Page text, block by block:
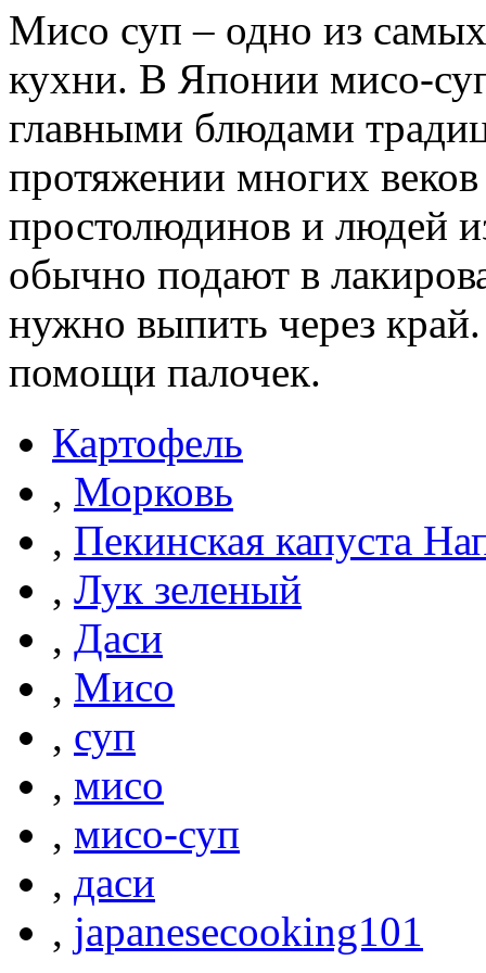
Мисо суп – одно из
кухни. В Японии мисо-
главными блюдами
протяжении многих
простолюдинов и людей
обычно подают в
нужно выпить через
помощи палочек.
Картофель
, Морковь
, Пекинская капуста
, Лук зеленый
, Даси
, Мисо
, суп
, мисо
, мисо-суп
, даси
, japanesecooking101